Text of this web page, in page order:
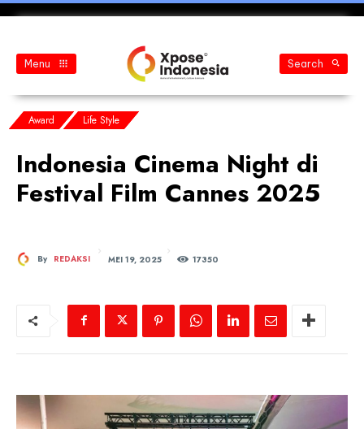
Menu Search
Award Life Style
Indonesia Cinema Night di
Festival Film Cannes 2025
By REDAKSI MEI 19, 2025 17350